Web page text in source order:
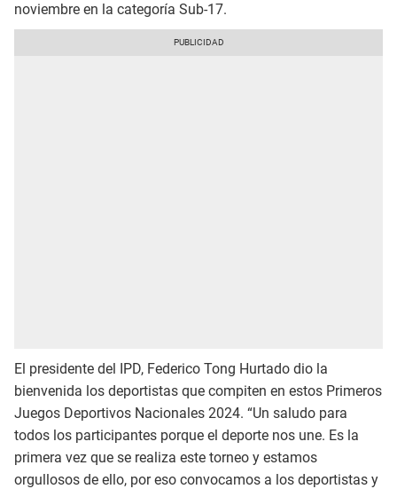
noviembre en la categoría Sub-17.
El presidente del IPD, Federico Tong Hurtado dio la
bienvenida los deportistas que compiten en estos Primeros
Juegos Deportivos Nacionales 2024. “Un saludo para
todos los participantes porque el deporte nos une. Es la
primera vez que se realiza este torneo y estamos
orgullosos de ello, por eso convocamos a los deportistas y